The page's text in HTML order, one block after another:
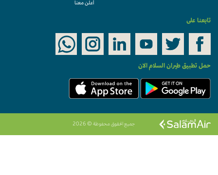
أعلن معنا
تابعنا على
حمل تطبيق طيران السلام الان
جميع الحقوق محفوظة © 2026